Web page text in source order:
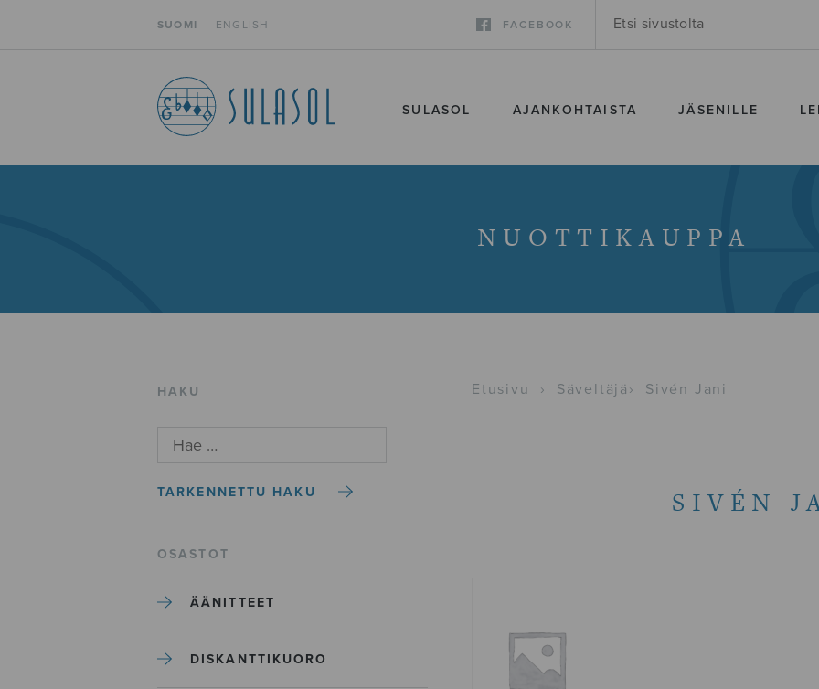
SUOMI ENGLISH FACEBOOK
SULASOL AJANKOHTAISTA JÄSENILLE
NUOTTIKAUPPA
HAKU
TARKENNETTU HAKU
OSASTOT
ÄÄNITTEET
DISKANTTIKUORO
Etusivu › Säveltäjä › Sivén Jani
SIVÉN